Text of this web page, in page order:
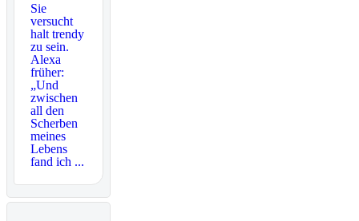
Sie
versucht
halt trendy
zu sein.
Alexa
früher:
„Und
zwischen
all den
Scherben
meines
Lebens
fand ich ...